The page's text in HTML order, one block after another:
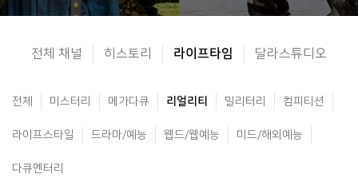
전체 채널 히스토리 라이프타임 달라스튜디오
전체 미스터리 메가다큐 리얼리티 밀리터리 컴피티션
라이프스타일 드라마/예능 웹드/웹예능 미드/해외예능
다큐멘터리